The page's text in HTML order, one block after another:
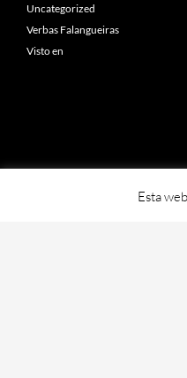
Uncategorized
Verbas Falangueiras
Visto en
Esta